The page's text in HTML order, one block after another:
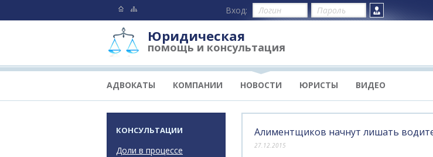
Вход:
Юридическая
помощь и консультация
АДВОКАТЫ КОМПАНИИ НОВОСТИ ЮРИСТЫ ВИДЕО
Алиментщиков начнут лишать
27.12.2015
КОНСУЛЬТАЦИИ
Доли в процессе